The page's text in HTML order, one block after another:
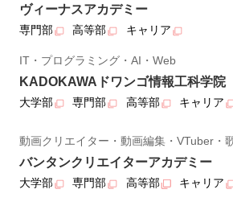
ヴィーナスアカデミー
専門部 高等部 キャリア
IT・プログラミング・AI・Web
KADOKAWAドワンゴ情報工科学院
大学部 専門部 高等部 キャリア
動画クリエイター・動画編集・VTuber・
バンタンクリエイターアカデミー
大学部 専門部 高等部 キャリア